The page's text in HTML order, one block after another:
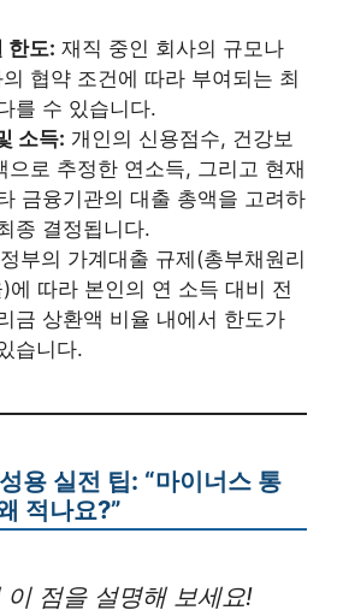
한도: 재직 중인 회사의 규모나
협약 조건에 따라 부여되는 최
를 수 있습니다.
소득: 개인의 신용점수, 건강보
으로 추정한 연소득, 그리고 현재
금융기관의 대출 총액을 고려하
종 결정됩니다.
정부의 가계대출 규제(총부채원리
에 따라 본인의 연 소득 대비 전
금 상환액 비율 내에서 한도가
습니다.
용 실전 팁: “마이너스 통
적나요?”
이 점을 설명해 보세요!